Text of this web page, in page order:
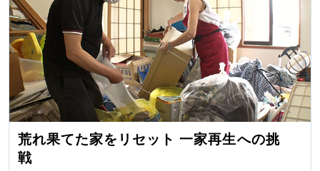
荒れ果てた家をリセット 一家再生への挑
戦